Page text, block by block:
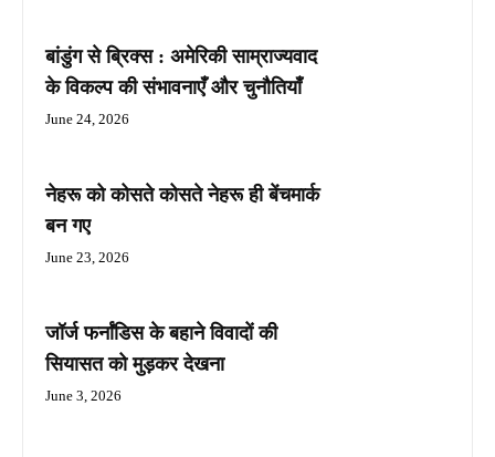
बांडुंग से ब्रिक्स : अमेरिकी साम्राज्यवाद
के विकल्प की संभावनाएँ और चुनौतियाँ
June 24, 2026
नेहरू को कोसते कोसते नेहरू ही बेंचमार्क
बन गए
June 23, 2026
जॉर्ज फर्नांडिस के बहाने विवादों की
सियासत को मुड़कर देखना
June 3, 2026